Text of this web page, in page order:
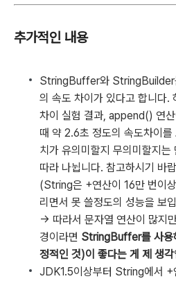
추가적인 내용
StringBuffer와 StringBuilder
의 속도 차이가 있다고 합니다.
차이 실험 결과, append() 연
때 약 2.6초 정도의 속도차이
치가 유의미할지 무의미할지는
따라 나뉩니다. 참고하시기 바
(String은 +연산이 16만 번이
리면서 못 쓸정도의 성능을 보
→ 따라서 문자열 연산이 많지
경이라면 StringBuffer를 사
정적인 것)이 좋다는 게 제 생각
JDK1.5이상부터 String에서